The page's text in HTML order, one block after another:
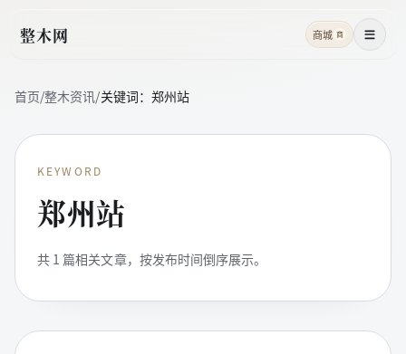
整木网 商城 商 菜单
首页/整木资讯/关键词： 郑州站
KEYWORD
郑州站
共 1 篇相关文章，按发布时间倒序展示。